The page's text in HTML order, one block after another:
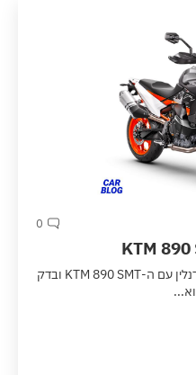
0
יגאל עזרא בילה יומיים של כיף ואדרנלין עם ה-KTM 890 SMT ובדק